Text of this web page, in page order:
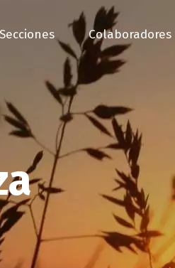
Secciones Colaboradores